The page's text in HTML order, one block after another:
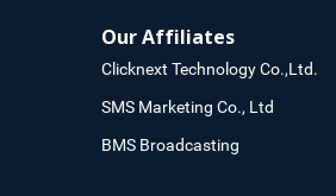
Our Affiliates
Clicknext Technology Co.,Ltd.
SMS Marketing Co., Ltd
BMS Broadcasting